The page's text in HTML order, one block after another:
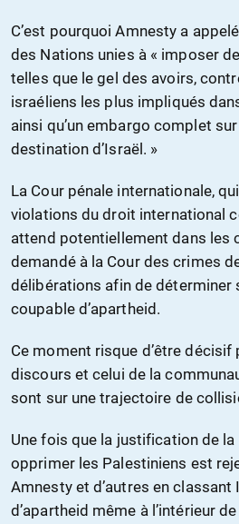
C’est pourquoi Amnesty a
des Nations unies à « imposer
telles que le gel des avoirs,
israéliens les plus impliqués
ainsi qu’un embargo complet
destination d’Israël. »
La Cour pénale internationale,
violations du droit international
attend potentiellement dans les
demandé à la Cour des crimes
délibérations afin de déterminer
coupable d’apartheid.
Ce moment risque d’être décisif
discours et celui de la
sont sur une trajectoire de
Une fois que la justification de la
opprimer les Palestiniens est
Amnesty et d’autres en
d’apartheid même à l’intérieur